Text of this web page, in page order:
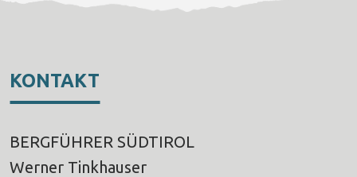
KONTAKT
BERGFÜHRER SÜDTIROL
Werner Tinkhauser